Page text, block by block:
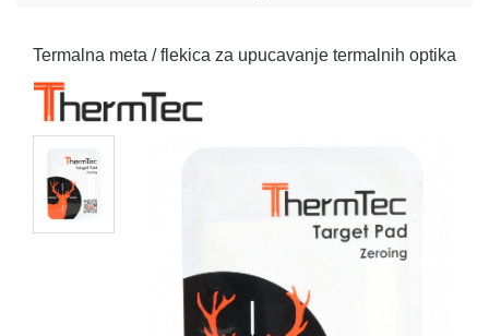
Termalna meta / flekica za upucavanje termalnih optika